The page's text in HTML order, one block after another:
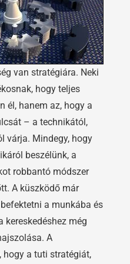
van stratégiára. Neki
hogy teljes
él, hanem az, hogy a
– a technikától,
várja. Mindegy, hogy
beszélünk, a
robbantó módszer
A küszködő már
a munkába és
kereskedéshez még
A
hogy a tuti stratégiát,